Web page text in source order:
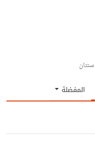
سنتان
المفضلة